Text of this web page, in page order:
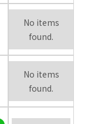
No items
found.
No items
found.